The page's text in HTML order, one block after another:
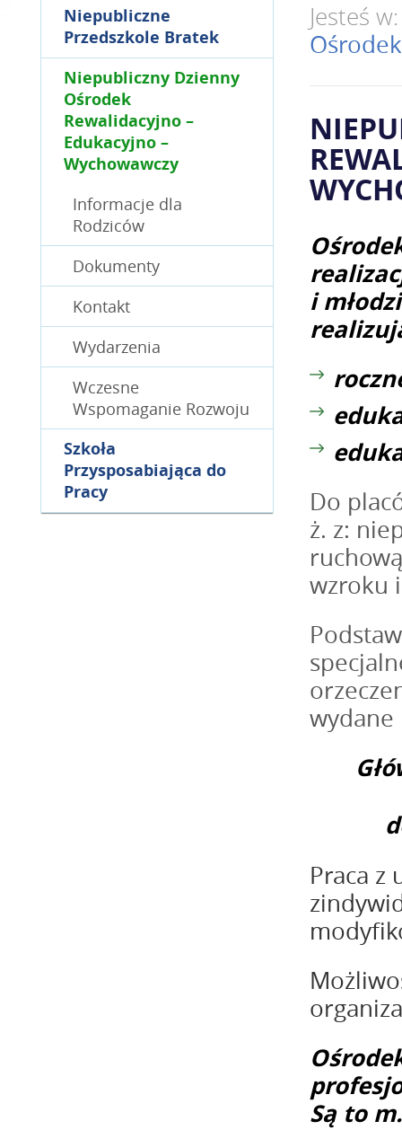
Niepubliczne
Przedszkole Bratek
Niepubliczny Dzienny
Ośrodek
Rewalidacyjno –
Edukacyjno –
Wychowawczy
Informacje dla
Rodziców
Dokumenty
Kontakt
Wydarzenia
Wczesne
Wspomaganie Rozwoju
Szkoła
Przysposabiająca do
Pracy
Jesteś
i
Do
ż. z:
wzroku
wydane
Praca z
Są to